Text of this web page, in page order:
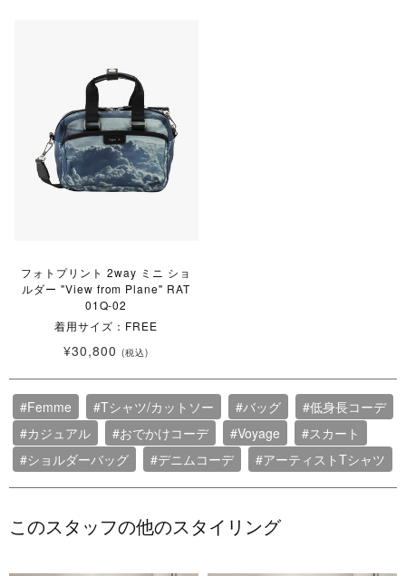
フォトプリント 2way ミニ ショ
ルダー "View from Plane" RAT
01Q-02
着用サイズ：FREE
¥30,800 (税込)
#Femme #Tシャツ/カットソー #バッグ
#低身長コーデ
#カジュアル
#おでかけコーデ #Voyage
#スカート
#ショルダーバッグ
#デニムコーデ #アーティストTシャツ
このスタッフの他のスタイリング